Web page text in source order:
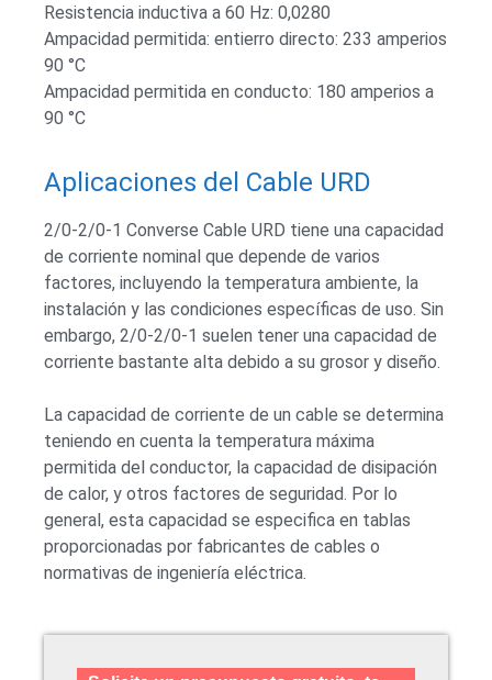
Resistencia inductiva a 60 Hz: 0,0280
Ampacidad permitida: entierro directo: 233 amperios
90 °C
Ampacidad permitida en conducto: 180 amperios a
90 °C
Aplicaciones del Cable URD
2/0-2/0-1 Converse Cable URD tiene una capacidad
de corriente nominal que depende de varios
factores, incluyendo la temperatura ambiente, la
instalación y las condiciones específicas de uso. Sin
embargo, 2/0-2/0-1 suelen tener una capacidad de
corriente bastante alta debido a su grosor y diseño.
La capacidad de corriente de un cable se determina
teniendo en cuenta la temperatura máxima
permitida del conductor, la capacidad de disipación
de calor, y otros factores de seguridad. Por lo
general, esta capacidad se especifica en tablas
proporcionadas por fabricantes de cables o
normativas de ingeniería eléctrica.